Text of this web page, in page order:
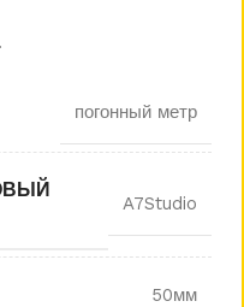
погонный метр
A7Studio
50мм